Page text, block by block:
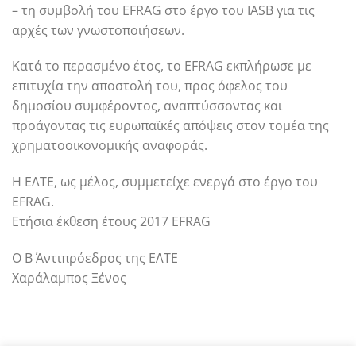
– τη συμβολή του EFRAG στο έργο του IASB για τις
αρχές των γνωστοποιήσεων.
Κατά το περασμένο έτος, το EFRAG εκπλήρωσε με
επιτυχία την αποστολή του, προς όφελος του
δημοσίου συμφέροντος, αναπτύσσοντας και
προάγοντας τις ευρωπαϊκές απόψεις στον τομέα της
χρηματοοικονομικής αναφοράς.
Η ΕΛΤΕ, ως μέλος, συμμετείχε ενεργά στο έργο του
EFRAG.
Ετήσια έκθεση έτους 2017 EFRAG
Ο Β΄ Αντιπρόεδρος της ΕΛΤΕ
Χαράλαμπος Ξένος